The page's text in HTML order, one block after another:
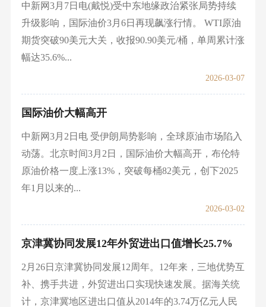
中新网3月7日电(戴悦)受中东地缘政治紧张局势持续
升级影响，国际油价3月6日再现飙涨行情。 WTI原油
期货突破90美元大关，收报90.90美元/桶，单周累计涨
幅达35.6%...
2026-03-07
国际油价大幅高开
中新网3月2日电 受伊朗局势影响，全球原油市场陷入
动荡。北京时间3月2日，国际油价大幅高开，布伦特
原油价格一度上涨13%，突破每桶82美元，创下2025
年1月以来的...
2026-03-02
京津冀协同发展12年外贸进出口值增长25.7%
2月26日京津冀协同发展12周年。12年来，三地优势互
补、携手共进，外贸进出口实现快速发展。据海关统
计，京津冀地区进出口值从2014年的3.74万亿元人民